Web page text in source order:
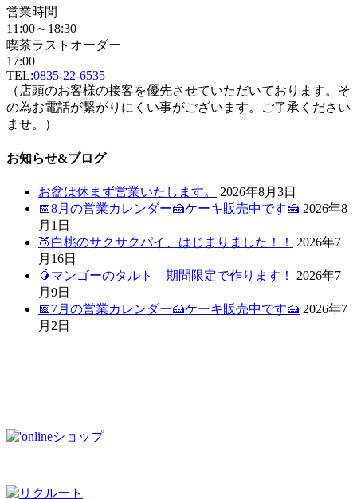
営業時間
11:00～18:30
喫茶ラストオーダー
17:00
TEL:0835-22-6535
（店頭のお客様の接客を優先させていただいております。そ
の為お電話が繋がりにくい事がございます。ご了承ください
ませ。）
お知らせ&ブログ
お盆は休まず営業いたします。
2026年8月3日
📅8月の営業カレンダー🍰ケーキ販売中です🍰 2026年8
月1日
🍑白桃のサクサクパイ、はじまりました！！
2026年7
月16日
🥭マンゴーのタルト 期間限定で作ります！
2026年7
月9日
📅7月の営業カレンダー🍰ケーキ販売中です🍰 2026年7
月2日